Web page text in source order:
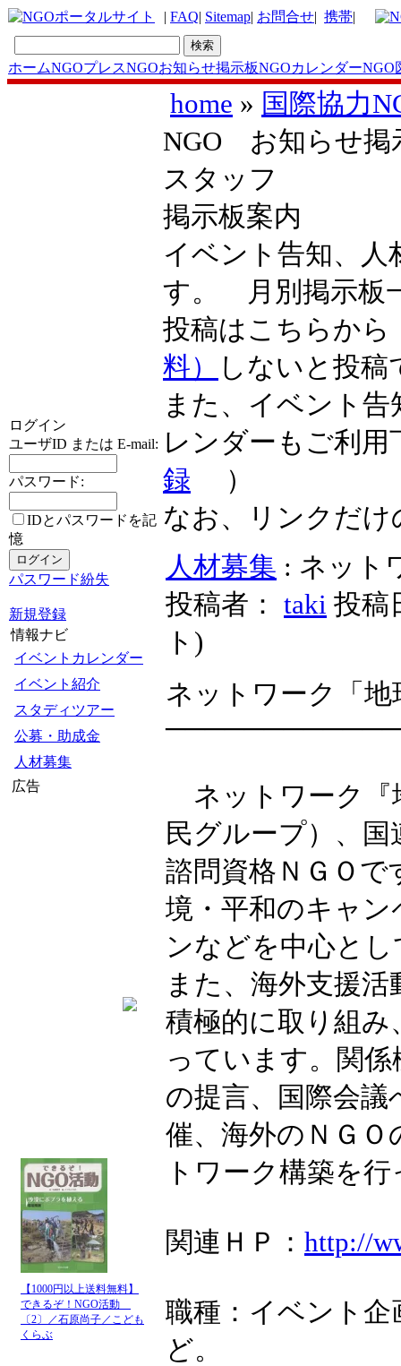
| FAQ| Sitemap| お問合せ| 携帯|
ホームNGOプレスNGOお知らせ掲示板NGOカレンダーNGO
ログイン
ユーザID または E-mail:
パスワード:
IDとパスワードを記
憶
パスワード紛失
新規登録
情報ナビ
イベントカレンダー
イベント紹介
スタディツアー
公募・助成金
人材募集
広告
【1000円以上送料無料】
できるぞ！NGO活動
〔2〕／石原尚子／こども
くらぶ
home » 国際協力
NGO お知らせ掲
スタッフ
掲示板案内
イベント告知、人
す。 月別掲示
投稿はこちらか
料）
しないと投
また、イベント
レンダーもご利
録 ）
なお、リンクだ
人材募集 : ネット
投稿者： taki 投稿
ト )
ネットワーク「
ネットワーク『
民グループ）、国
諮問資格ＮＧＯで
境・平和のキャン
ンなどを中心と
また、海外支援活
積極的に取り組
っています。関係
の提言、国際会
催、海外のＮＧＯ
トワーク構築を
関連ＨＰ： http://
職種：イベント企
ど。